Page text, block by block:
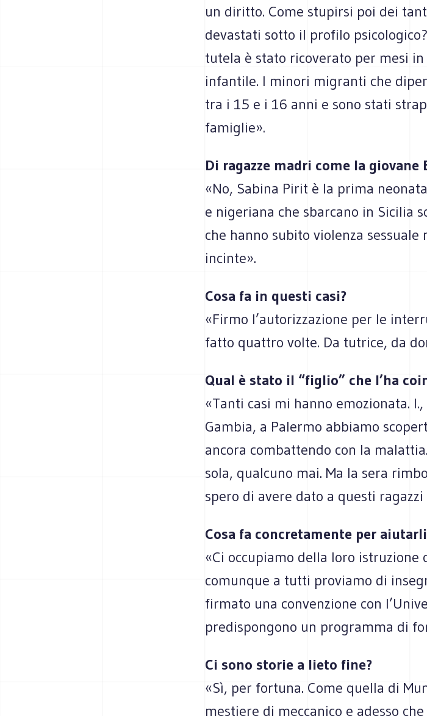
un diritto. Come stupirsi poi dei
devastati sotto il profilo
tutela è stato ricoverato per mesi
infantile. I minori migranti che
tra i 15 e i 16 anni e sono stati
famiglie».
Di ragazze madri come la giovane
«No, Sabina Pirit è la prima
e nigeriana che sbarcano in Sicilia
che hanno subito violenza
incinte».
Cosa fa in questi casi?
«Firmo l’autorizzazione per le
fatto quattro volte. Da tutrice, da
Qual è stato il “figlio” che l’ha
«Tanti casi mi hanno emozionata.
Gambia, a Palermo abbiamo
ancora combattendo con la
sola, qualcuno mai. Ma la sera
spero di avere dato a questi
Cosa fa concretamente per
«Ci occupiamo della loro istruzione
comunque a tutti proviamo di
firmato una convenzione con
predispongono un programma di
Ci sono storie a lieto fine?
«Sì, per fortuna. Come quella di
mestiere di meccanico e adesso